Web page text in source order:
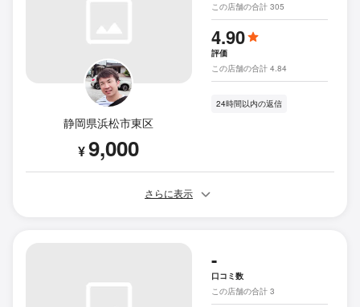
静岡県浜松市東区
¥9,000
この店舗の合計 305
4.90
評価
この店舗の合計 4.84
24時間以内の返信
さらに表示
-
口コミ数
この店舗の合計 3